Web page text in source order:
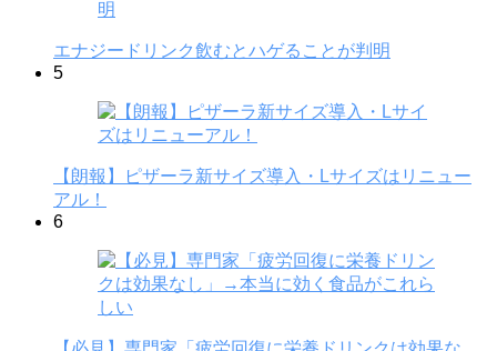
エナジードリンク飲むとハゲることが判明
5
【朗報】ピザーラ新サイズ導入・Lサイズはリニュー
アル！
6